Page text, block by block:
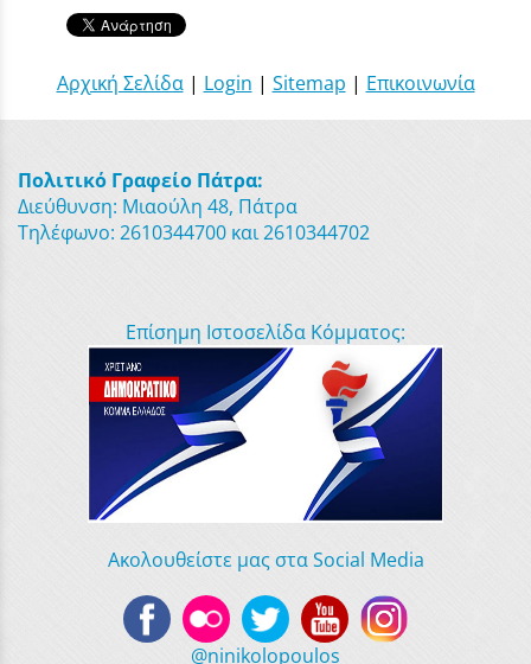
Αρχική Σελίδα| Login | Sitemap | Επικοινωνία
Πολιτικό Γραφείο Πάτρα:
Διεύθυνση: Μιαούλη 48, Πάτρα
Τηλέφωνο: 2610344700 και 2610344702
Επίσημη Ιστοσελίδα Κόμματος:
Ακολουθείστε μας στα Social Media
@ninikolopoulos